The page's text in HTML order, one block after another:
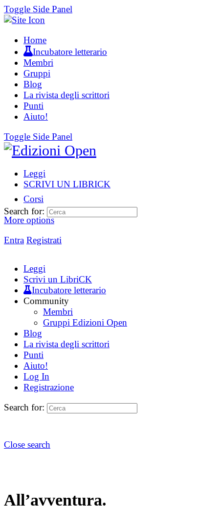
Toggle Side Panel
Home
Incubatore letterario
Membri
Gruppi
Blog
La rivista degli scrittori
Punti
Aiuto!
Toggle Side Panel
Leggi
SCRIVI UN LIBRICK
Corsi
More options
Entra Registrati
Search for:
Leggi
Scrivi un LibriCK
Incubatore letterario
Community
Membri
Gruppi Edizioni Open
Blog
La rivista degli scrittori
Punti
Aiuto!
Log In
Registrazione
Search for:
Close search
All’avventura.